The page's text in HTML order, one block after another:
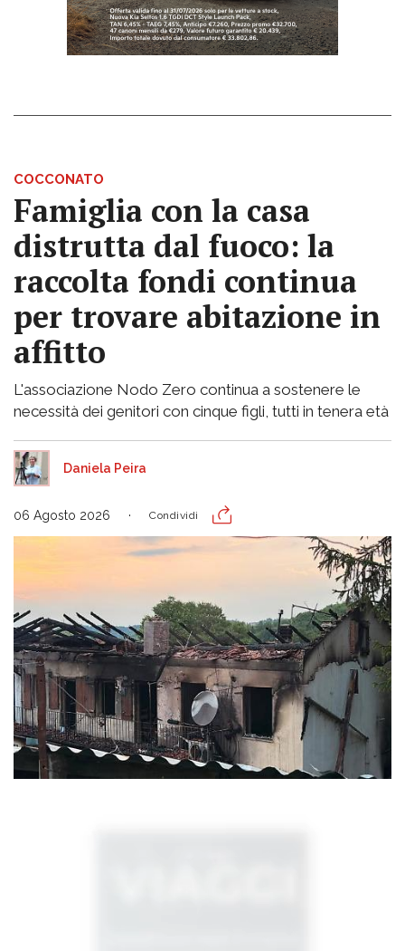
COCCONATO
Famiglia con la casa
distrutta dal fuoco: la
raccolta fondi continua
per trovare abitazione in
affitto
L'associazione Nodo Zero continua a sostenere le
necessità dei genitori con cinque figli, tutti in tenera età
Daniela Peira
06 Agosto 2026 Condividi